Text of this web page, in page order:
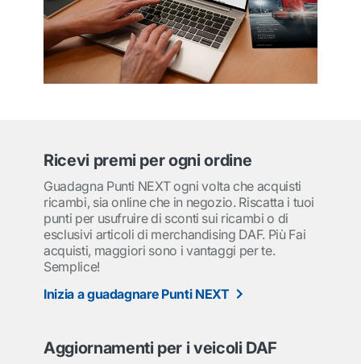
Ricevi premi per ogni ordine
Guadagna Punti NEXT ogni volta che acquisti
ricambi, sia online che in negozio. Riscatta i tuoi
punti per usufruire di sconti sui ricambi o di
esclusivi articoli di merchandising DAF. Più Fai
acquisti, maggiori sono i vantaggi per te.
Semplice!
Inizia a guadagnare Punti NEXT
Aggiornamenti per i veicoli DAF